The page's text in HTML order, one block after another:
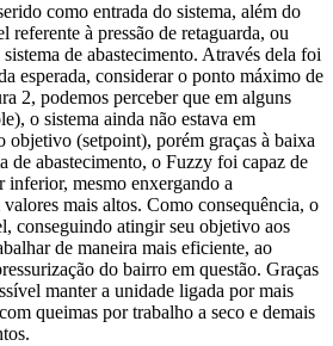
como entrada do sistema, além do
referente à pressão de retaguarda, ou
de abastecimento. Através dela foi
esperada, considerar o ponto máximo de
2, podemos perceber que em alguns
o sistema ainda não estava em
objetivo (setpoint), porém graças à baixa
de abastecimento, o Fuzzy foi capaz de
inferior, mesmo enxergando a
valores mais altos. Como consequência, o
conseguindo atingir seu objetivo aos
de maneira mais eficiente, ao
do bairro em questão. Graças
manter a unidade ligada por mais
queimas por trabalho a seco e demais